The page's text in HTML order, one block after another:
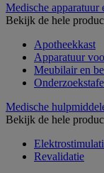
Medische apparatuur
Bekijk de hele
Apotheekkast
Apparatuur
Meubilair en
Medische
Bekijk de hele
Revalidatie